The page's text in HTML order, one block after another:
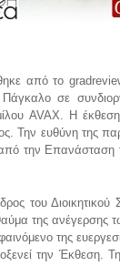
από το
σε
AVAX. Η
Την ευθύνη της
την Επανάσταση
του Διοικητικού
της ανέγερσης
της
την Έκθεση.